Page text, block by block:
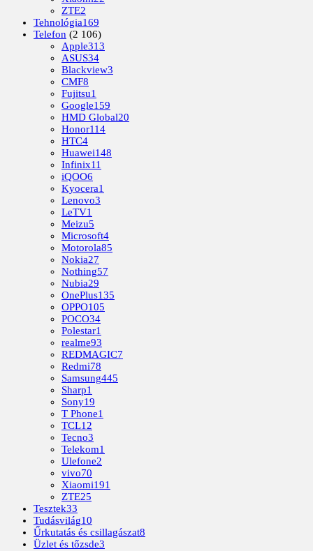
ZTE2
Tehnológia169
Telefon (2 106)
Apple313
ASUS34
Blackview3
CMF8
Fujitsu1
Google159
HMD Global20
Honor114
HTC4
Huawei148
Infinix11
iQOO6
Kyocera1
Lenovo3
LeTV1
Meizu5
Microsoft4
Motorola85
Nokia27
Nothing57
Nubia29
OnePlus135
OPPO105
POCO34
Polestar1
realme93
REDMAGIC7
Redmi78
Samsung445
Sharp1
Sony19
T Phone1
TCL12
Tecno3
Telekom1
Ulefone2
vivo70
Xiaomi191
ZTE25
Tesztek33
Tudásvilág10
Űrkutatás és csillagászat8
Üzlet és tőzsde3